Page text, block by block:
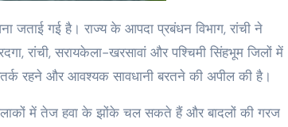
रांची, सरायकेला-खरसावां और पश्चिमी सिंहभूम जिलों में
रहने और आवश्यक सावधानी बरतने की अपील की है।
में तेज हवा के झोंके चल सकते हैं और बादलों की गरज